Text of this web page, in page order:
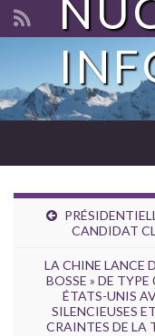
Search
CANDIDAT
LA CHINE LANCE
BOSSE » DE
ÉTATS-UNIS
SILENCIEUSES
CRAINTES DE LA